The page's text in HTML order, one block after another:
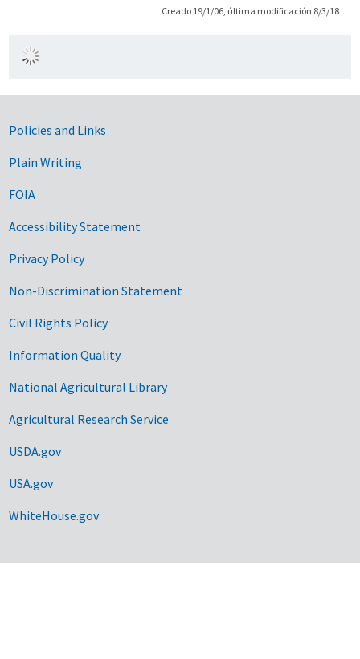
Creado 19/1/06, última modificación 8/3/18
Government Links
Policies and Links
Plain Writing
FOIA
Accessibility Statement
Privacy Policy
Non-Discrimination Statement
Civil Rights Policy
Information Quality
National Agricultural Library
Agricultural Research Service
USDA.gov
USA.gov
WhiteHouse.gov